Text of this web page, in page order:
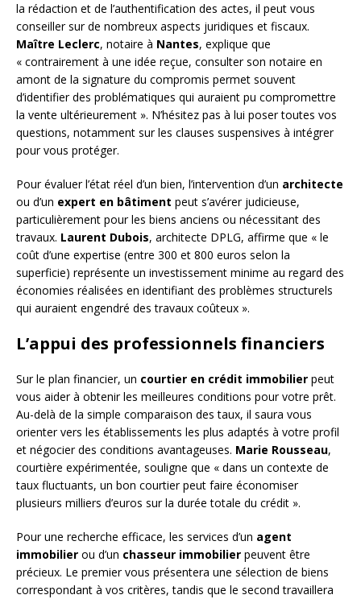
la rédaction et de l’authentification des actes, il peut vous
conseiller sur de nombreux aspects juridiques et fiscaux.
Maître Leclerc, notaire à Nantes, explique que
« contrairement à une idée reçue, consulter son notaire en
amont de la signature du compromis permet souvent
d’identifier des problématiques qui auraient pu compromettre
la vente ultérieurement ». N’hésitez pas à lui poser toutes vos
questions, notamment sur les clauses suspensives à intégrer
pour vous protéger.
Pour évaluer l’état réel d’un bien, l’intervention d’un architecte
ou d’un expert en bâtiment peut s’avérer judicieuse,
particulièrement pour les biens anciens ou nécessitant des
travaux. Laurent Dubois, architecte DPLG, affirme que « le
coût d’une expertise (entre 300 et 800 euros selon la
superficie) représente un investissement minime au regard des
économies réalisées en identifiant des problèmes structurels
qui auraient engendré des travaux coûteux ».
L’appui des professionnels financiers
Sur le plan financier, un courtier en crédit immobilier peut
vous aider à obtenir les meilleures conditions pour votre prêt.
Au-delà de la simple comparaison des taux, il saura vous
orienter vers les établissements les plus adaptés à votre profil
et négocier des conditions avantageuses. Marie Rousseau,
courtière expérimentée, souligne que « dans un contexte de
taux fluctuants, un bon courtier peut faire économiser
plusieurs milliers d’euros sur la durée totale du crédit ».
Pour une recherche efficace, les services d’un agent
immobilier ou d’un chasseur immobilier peuvent être
précieux. Le premier vous présentera une sélection de biens
correspondant à vos critères, tandis que le second travaillera